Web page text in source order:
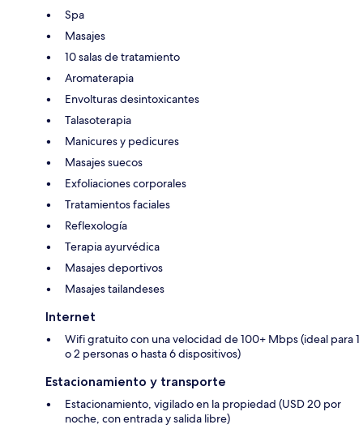
Spa
Masajes
10 salas de tratamiento
Aromaterapia
Envolturas desintoxicantes
Talasoterapia
Manicures y pedicures
Masajes suecos
Exfoliaciones corporales
Tratamientos faciales
Reflexología
Terapia ayurvédica
Masajes deportivos
Masajes tailandeses
Internet
Wifi gratuito con una velocidad de 100+ Mbps (ideal para 1
o 2 personas o hasta 6 dispositivos)
Estacionamiento y transporte
Estacionamiento, vigilado en la propiedad (USD 20 por
noche, con entrada y salida libre)